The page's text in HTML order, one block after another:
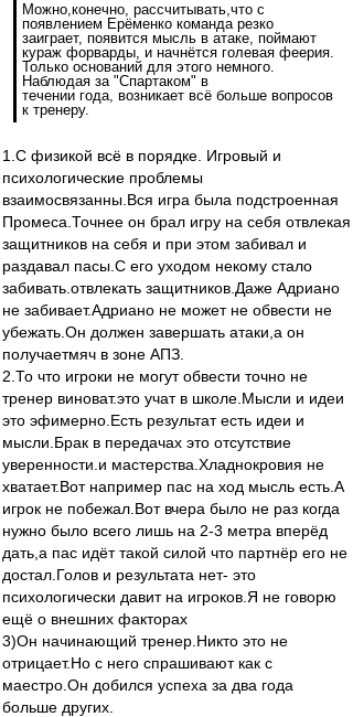
Можно,конечно, рассчитывать,что с
появлением Ерёменко команда резко
заиграет, появится мысль в атаке, поймают
кураж форварды, и начнётся голевая феерия.
Только оснований для этого немного.
Наблюдая за "Спартаком" в
течении года, возникает всё больше вопросов
к тренеру.
1.С физикой всё в порядке. Игровый и
психологические проблемы
взаимосвязанны.Вся игра была подстроенная
Промеса.Точнее он брал игру на себя отвлекая
защитников на себя и при этом забивал и
раздавал пасы.С его уходом некому стало
забивать.отвлекать защитников.Даже Адриано
не забивает.Адриано не может не обвести не
убежать.Он должен завершать атаки,а он
получаетмяч в зоне АПЗ.
2.То что игроки не могут обвести точно не
тренер виноват.это учат в школе.Мысли и идеи
это эфимерно.Есть результат есть идеи и
мысли.Брак в передачах это отсутствие
уверенности.и мастерства.Хладнокровия не
хватает.Вот например пас на ход мысль есть.А
игрок не побежал.Вот вчера было не раз когда
нужно было всего лишь на 2-3 метра вперёд
дать,а пас идёт такой силой что партнёр его не
достал.Голов и результата нет- это
психологически давит на игроков.Я не говорю
ещё о внешних факторах
3)Он начинающий тренер.Никто это не
отрицает.Но с него спрашивают как с
маестро.Он добился успеха за два года
больше других.